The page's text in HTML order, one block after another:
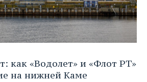
как «Водолет» и «Флот РТ»
на нижней Каме